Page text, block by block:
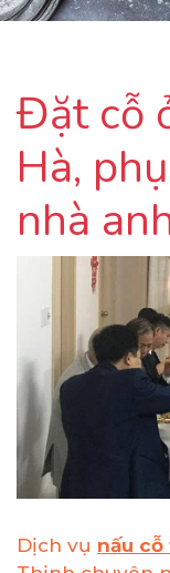
Đặt cỗ
Hà,
nhà
Dịch vụ nấu cỗ